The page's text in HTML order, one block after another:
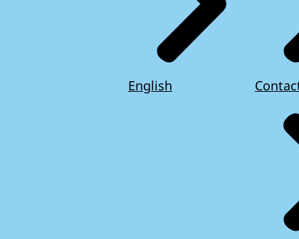
English